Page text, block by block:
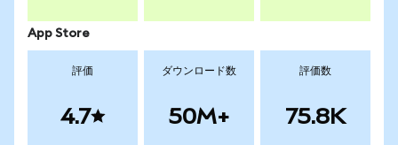
App Store
評価
4.7
ダウンロード数
50M+
評価数
75.8K